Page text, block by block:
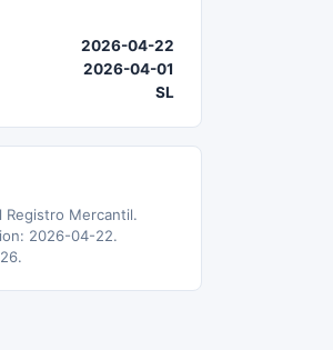
2026-04-22
2026-04-01
SL
Registro Mercantil.
2026-04-22.